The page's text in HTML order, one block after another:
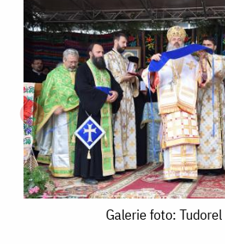
Galerie foto: Tudorel